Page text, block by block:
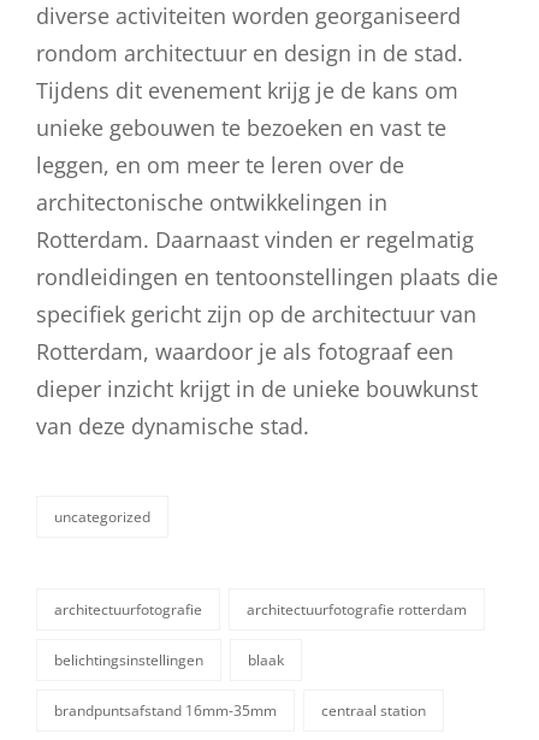
diverse activiteiten worden georganiseerd
rondom architectuur en design in de stad.
Tijdens dit evenement krijg je de kans om
unieke gebouwen te bezoeken en vast te
leggen, en om meer te leren over de
architectonische ontwikkelingen in
Rotterdam. Daarnaast vinden er regelmatig
rondleidingen en tentoonstellingen plaats die
specifiek gericht zijn op de architectuur van
Rotterdam, waardoor je als fotograaf een
dieper inzicht krijgt in de unieke bouwkunst
van deze dynamische stad.
categorieën
uncategorized
architectuurfotografie architectuurfotografie rotterdam
belichtingsinstellingen blaak
brandpuntsafstand 16mm-35mm centraal station